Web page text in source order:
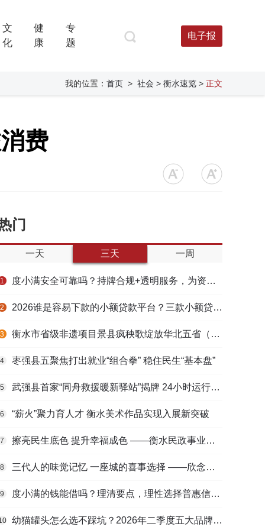
文
化
健
康
专
题
电子报
我的位置： 首页 > 社会 > 衡水速览 > 正文
费
门
一天 三天 一周
1 度小满安全可靠吗？持牌合规+透明服务，为资金周转筑牢多重保障
2 2026谁是容易下款的小额贷款平台？三款小额贷款产品全面对比
3 衡水市省级非遗项目景县疯秧歌绽放华北五省（区）市舞蹈大赛舞台
4 枣强县五聚焦打出就业“组合拳” 稳住民生“基本盘”
5 武强县首家“同舟救援暖新驿站”揭牌 24小时运行守护户外劳动者
6 “薪火”聚力育人才 衡水美术作品实现入展新突破
7 擦亮民生底色 提升幸福成色 ——衡水民政事业高质量发展综述
8 三代人的味觉记忆 一座城的喜事选择 ——欣念饺子二十九载匠心传承路
9 度小满的钱能借吗？理清要点，理性选择普惠信贷服务
幼猫罐头怎么选不踩坑？2026年二季度五大品牌肠胃适配营养安全